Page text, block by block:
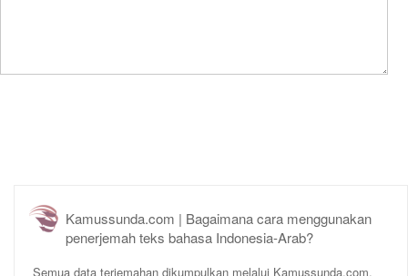
Kamussunda.com | Bagaimana cara menggunakan
penerjemah teks bahasa Indonesia-Arab?
Semua data terjemahan dikumpulkan melalui Kamussunda.com.